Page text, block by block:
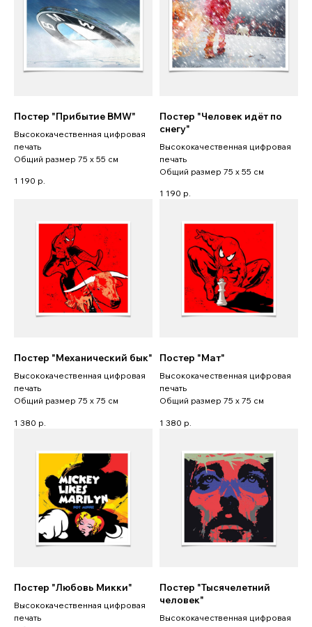
Постер "Прибытие BMW"
Высококачественная цифровая
печать
Общий размер 75 x 55 см
1 190 р.
Постер "Человек идёт по
снегу"
Высококачественная цифровая
печать
Общий размер 75 x 55 см
1 190 р.
Постер "Механический бык"
Высококачественная цифровая
печать
Общий размер 75 x 75 см
1 380 р.
Постер "Мат"
Высококачественная цифровая
печать
Общий размер 75 x 75 см
1 380 р.
Постер "Любовь Микки"
Высококачественная цифровая
печать
Постер "Тысячелетний
человек"
Высококачественная цифровая